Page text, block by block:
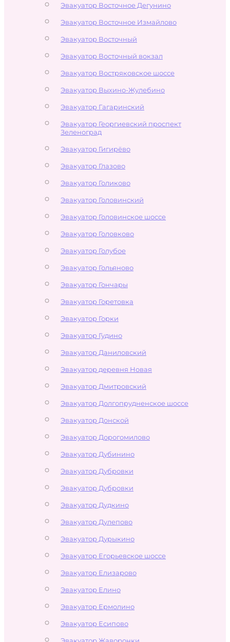
Эвакуатор Восточное Дегунино
Эвакуатор Восточное Измайлово
Эвакуатор Восточный
Эвакуатор Восточный вокзал
Эвакуатор Востряковское шоссе
Эвакуатор Выхино-Жулебино
Эвакуатор Гагаринский
Эвакуатор Георгиевский проспект
Зеленоград
Эвакуатор Гигирёво
Эвакуатор Глазово
Эвакуатор Голиково
Эвакуатор Головинский
Эвакуатор Головинское шоссе
Эвакуатор Головково
Эвакуатор Голубое
Эвакуатор Гольяново
Эвакуатор Гончары
Эвакуатор Горетовка
Эвакуатор Горки
Эвакуатор Гудино
Эвакуатор Даниловский
Эвакуатор деревня Новая
Эвакуатор Дмитровский
Эвакуатор Долгопрудненское шоссе
Эвакуатор Донской
Эвакуатор Дорогомилово
Эвакуатор Дубинино
Эвакуатор Дубровки
Эвакуатор Дубровки
Эвакуатор Дудкино
Эвакуатор Дулепово
Эвакуатор Дурыкино
Эвакуатор Егорьевское шоссе
Эвакуатор Елизарово
Эвакуатор Елино
Эвакуатор Ермолино
Эвакуатор Есипово